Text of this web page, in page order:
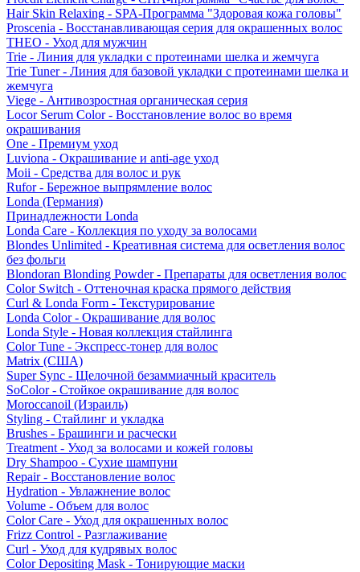
Hair Skin Relaxing - SPA-Программа "Здоровая кожа головы"
Proscenia - Восстанавливающая серия для окрашенных волос
THEO - Уход для мужчин
Trie - Линия для укладки с протеинами шелка и жемчуга
Trie Tuner - Линия для базовой укладки с протеинами шелка и
жемчуга
Viege - Антивозростная органическая серия
Locor Serum Color - Восстановление волос во время
окрашивания
One - Премиум уход
Luviona - Окрашивание и anti-age уход
Moii - Средства для волос и рук
Rufor - Бережное выпрямление волос
Londa (Германия)
Принадлежности Londa
Londa Care - Коллекция по уходу за волосами
Blondes Unlimited - Креативная система для осветления волос
без фольги
Blondoran Blonding Powder - Препараты для осветления волос
Color Switch - Оттеночная краска прямого действия
Curl & Londa Form - Текстурирование
Londa Color - Окрашивание для волос
Londa Style - Новая коллекция стайлинга
Color Tune - Экспресс-тонер для волос
Matrix (США)
Super Sync - Щелочной безаммиачный краситель
SoColor - Стойкое окрашивание для волос
Moroccanoil (Израиль)
Styling - Стайлинг и укладка
Brushes - Брашинги и расчески
Treatment - Уход за волосами и кожей головы
Dry Shampoo - Сухие шампуни
Repair - Восстановление волос
Hydration - Увлажнение волос
Volume - Объем для волос
Color Care - Уход для окрашенных волос
Frizz Control - Разглаживание
Curl - Уход для кудрявых волос
Color Depositing Mask - Тонирующие маски